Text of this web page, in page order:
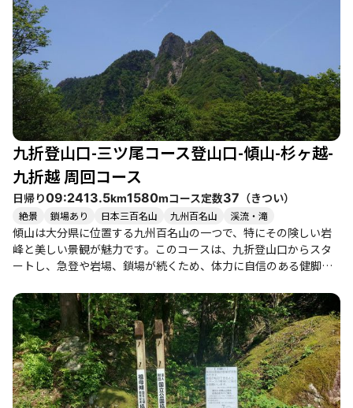
ています。 また、傾山周辺は温泉やグルメスポットも豊富で、登
山後には竹田の長湯温泉でのリフレッシュや、地元の鶏天定食を
楽しむことができます。特に、九折越からの下りは長く、膝に負
担がかかるため、慎重に行動することが求められます。 季節によ
っては雪や凍結があるため、装備の準備も怠らないようにしまし
ょう。特に冬季はアイゼンやチェンスパイクが必要になることも
あります。登山者たちの体験談からは、傾山の厳しさと同時に、
その美しさや楽しさが伝わってきます。次回の登山計画には、ぜ
ひ傾山を候補に加えてみてはいかがでしょうか。
九折登山口-三ツ尾コース登山口-傾山-杉ヶ越-
九折越 周回コース
日帰り09:2413.5km1580mコース定数37 （きつい）
絶景 鎖場あり 日本三百名山 九州百名山 渓流・滝
傾山は大分県に位置する九州百名山の一つで、特にその険しい岩
峰と美しい景観が魅力です。このコースは、九折登山口からスタ
ートし、急登や岩場、鎖場が続くため、体力に自信のある健脚者
勾配に苦しみながらも、山頂にたどり着いた際の達成感と絶景に
心を奪われます。特に、山頂からは祖母山系や阿蘇山、久住連山
などの360度のパノラマビューが広がり、思わず息を呑む美しさで
す。 春にはミツバツツジやマンサクが咲き誇り、秋には紅葉が楽
しめるため、四季折々の魅力があります。ただし、急登や岩場が
多いため、特に雨後は滑りやすく、注意が必要です。登山者たち
は、途中の観音滝や苔の美しいエリアでの休憩を楽しみながら、